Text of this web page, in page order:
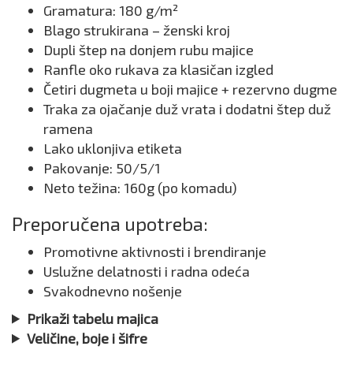
Gramatura: 180 g/m²
Blago strukirana – ženski kroj
Dupli štep na donjem rubu majice
Ranfle oko rukava za klasičan izgled
Četiri dugmeta u boji majice + rezervno dugme
Traka za ojačanje duž vrata i dodatni štep duž
ramena
Lako uklonjiva etiketa
Pakovanje: 50/5/1
Neto težina: 160g (po komadu)
Preporučena upotreba:
Promotivne aktivnosti i brendiranje
Uslužne delatnosti i radna odeća
Svakodnevno nošenje
Prikaži tabelu majica
Veličine, boje i šifre